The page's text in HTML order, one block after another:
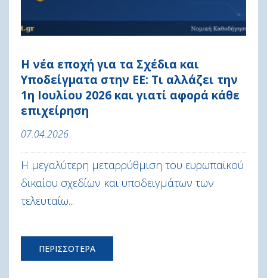
Η νέα εποχή για τα Σχέδια και
Υποδείγματα στην ΕΕ: Τι αλλάζει την
1η Ιουλίου 2026 και γιατί αφορά κάθε
επιχείρηση
07.04.2026
Η μεγαλύτερη μεταρρύθμιση του ευρωπαϊκού
δικαίου σχεδίων και υποδειγμάτων των
τελευταίω...
ΠΕΡΙΣΣΟΤΕΡΑ